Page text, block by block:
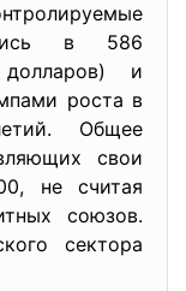
в 586
долларов) и
роста в
Общее
свои
не считая
союзов.
сектора